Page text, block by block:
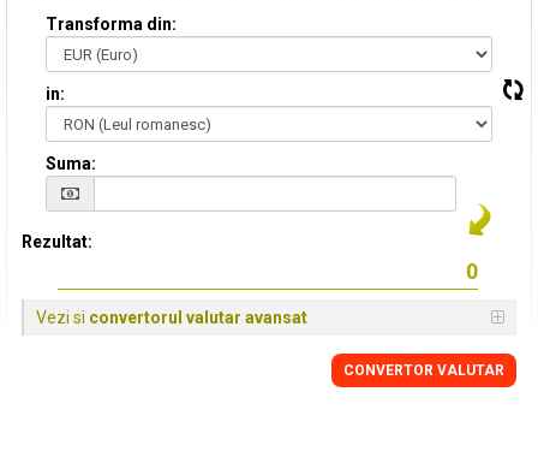
Transforma din:
in:
Suma:
Rezultat:
Vezi si convertorul valutar avansat
CONVERTOR VALUTAR